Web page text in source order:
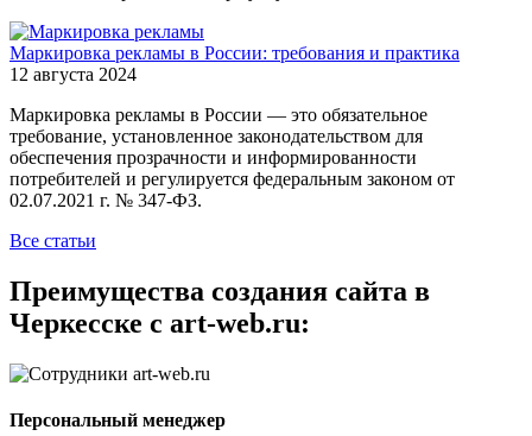
Маркировка рекламы в России: требования и практика
12 августа 2024
Маркировка рекламы в России — это обязательное
требование, установленное законодательством для
обеспечения прозрачности и информированности
потребителей и регулируется федеральным законом от
02.07.2021 г. № 347-ФЗ.
Все статьи
Преимущества создания сайта в
Черкесске с art-web.ru:
Персональный менеджер